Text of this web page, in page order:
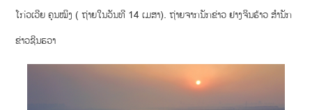
ໂກ່ວເວີຍ ຄຸນໝິງ ( ຖ່າຍໃນວັນທີ 14 ເມສາ). ຖ່າຍຈາກນັກຂ່າວ ຢາງຈິນຮ້າວ ສຳນັກ
ຂ່າວຊີນຮວາ